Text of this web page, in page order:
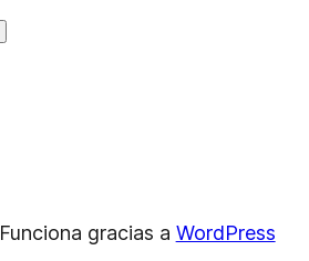
Funciona gracias a WordPress